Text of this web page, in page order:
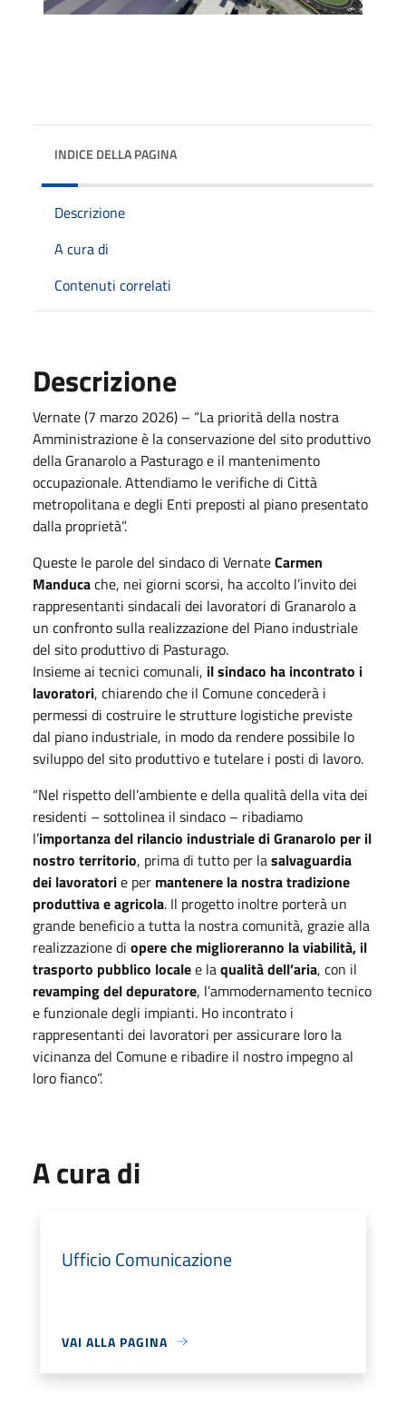
INDICE DELLA PAGINA
Descrizione
A cura di
Contenuti correlati
Descrizione
Vernate (7 marzo 2026) – “La priorità della nostra
Amministrazione è la conservazione del sito produttivo
della Granarolo a Pasturago e il mantenimento
occupazionale. Attendiamo le verifiche di Città
metropolitana e degli Enti preposti al piano presentato
dalla proprietà”.
Queste le parole del sindaco di VernateCarmen
Manducache, nei giorni scorsi, ha accolto l’invito dei
rappresentanti sindacali dei lavoratori di Granarolo a
un confronto sulla realizzazione del Piano industriale
del sito produttivo di Pasturago.
Insieme ai tecnici comunali, il sindaco ha incontrato i
lavoratori, chiarendo che il Comune concederà i
permessi di costruire le strutture logistiche previste
dal piano industriale, in modo da rendere possibile lo
sviluppo del sito produttivo e tutelare i posti di lavoro.
“Nel rispetto dell’ambiente e della qualità della vita dei
residenti – sottolinea il sindaco – ribadiamo
l’importanza del rilancio industriale di Granarolo per il
nostro territorio, prima di tutto per lasalvaguardia
dei lavoratorie per mantenere la nostra tradizione
produttiva e agricola. Il progetto inoltre porterà un
grande beneficio a tutta la nostra comunità, grazie alla
realizzazione di opere che miglioreranno la viabilità, il
trasporto pubblico localee laqualità dell’aria, con il
revamping del depuratore, l’ammodernamento tecnico
e funzionale degli impianti. Ho incontrato i
rappresentanti dei lavoratori per assicurare loro la
vicinanza del Comune e ribadire il nostro impegno al
loro fianco”.
A cura di
Ufficio Comunicazione
VAI ALLA PAGINA